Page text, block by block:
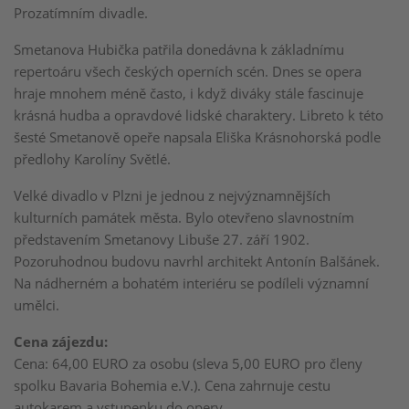
Prozatímním divadle.
Smetanova Hubička patřila donedávna k základnímu
repertoáru všech českých operních scén. Dnes se opera
hraje mnohem méně často, i když diváky stále fascinuje
krásná hudba a opravdové lidské charaktery. Libreto k této
šesté Smetanově opeře napsala Eliška Krásnohorská podle
předlohy Karolíny Světlé.
Velké divadlo v Plzni je jednou z nejvýznamnějších
kulturních památek města. Bylo otevřeno slavnostním
představením Smetanovy Libuše 27. září 1902.
Pozoruhodnou budovu navrhl architekt Antonín Balšánek.
Na nádherném a bohatém interiéru se podíleli významní
umělci.
Cena zájezdu:
Cena: 64,00 EURO za osobu (sleva 5,00 EURO pro členy
spolku Bavaria Bohemia e.V.). Cena zahrnuje cestu